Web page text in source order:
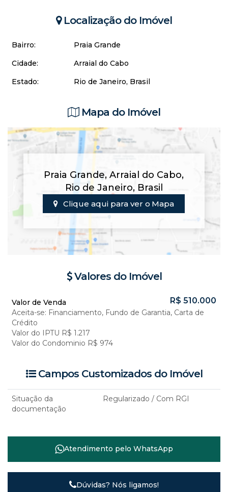
Localização do Imóvel
Bairro:
Praia Grande
Cidade:
Arraial do Cabo
Estado:
Rio de Janeiro, Brasil
Mapa do Imóvel
Praia Grande,Arraial do Cabo,
Rio de Janeiro, Brasil
Clique aqui para ver o Mapa
Valores do Imóvel
R$ 510.000
Valor de Venda
Aceita-se: Financiamento, Fundo de Garantia, Carta de
Crédito
Valor do IPTU R$ 1.217
Valor do Condominio R$ 974
Campos Customizados do Imóvel
Situação da
documentação
Regularizado / Com RGI
Atendimento pelo WhatsApp
Dúvidas? Nós ligamos!